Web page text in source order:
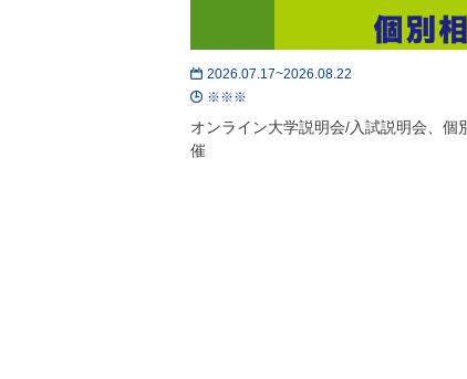
2026.07.17~2026.08.22
※※※
オンライン大学説明会/入試説明会、個
催